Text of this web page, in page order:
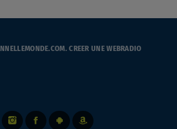
CREER UNE WEBRADIO